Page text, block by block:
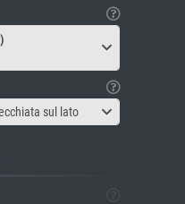
sul lato